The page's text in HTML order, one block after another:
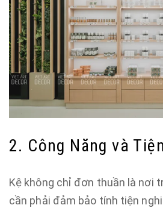
2. Công Năng và
Kệ không chỉ đơn thuần là nơi
cần phải đảm bảo tính tiện